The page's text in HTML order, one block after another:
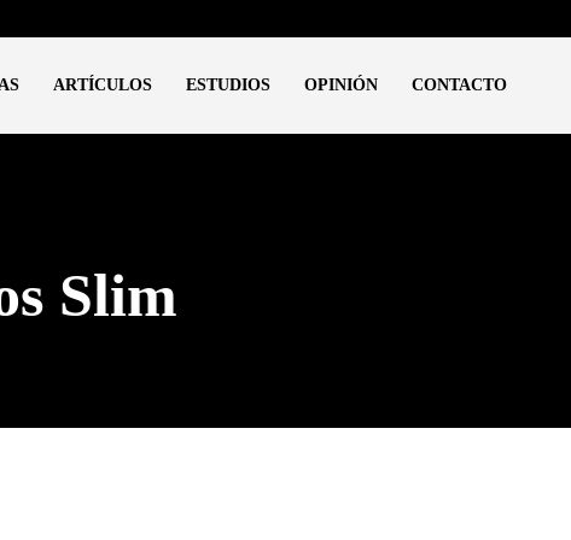
ARTÍCULOS ESTUDIOS OPINIÓN CONTACTO
Slim